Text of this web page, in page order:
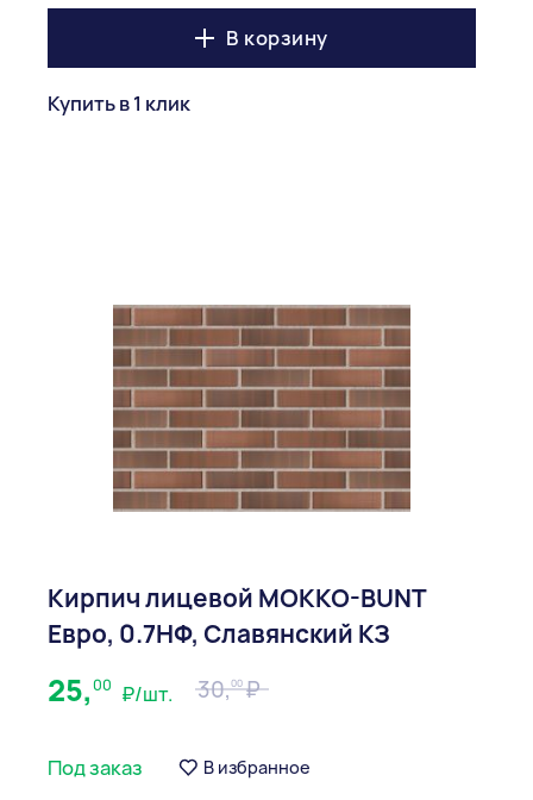
В корзину
Купить в 1 клик
Кирпич лицевой МOKKO-BUNT
Евро, 0.7НФ, Славянский КЗ
25,00 ₽/шт. 30,00
Под заказ В избранное